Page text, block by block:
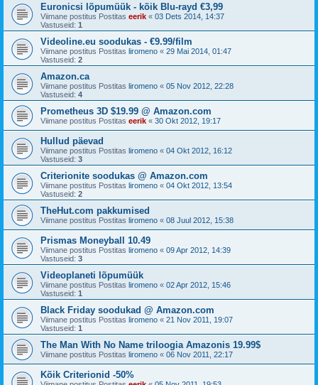
Euronicsi lõpumüük - kõik Blu-rayd €3,99
Viimane postitus Postitas eerik « 03 Dets 2014, 14:37
Vastuseid: 1
Videoline.eu soodukas - €9.99/film
Viimane postitus Postitas liromeno « 29 Mai 2014, 01:47
Vastuseid: 2
Amazon.ca
Viimane postitus Postitas liromeno « 05 Nov 2012, 22:28
Vastuseid: 4
Prometheus 3D $19.99 @ Amazon.com
Viimane postitus Postitas eerik « 30 Okt 2012, 19:17
Hullud päevad
Viimane postitus Postitas liromeno « 04 Okt 2012, 16:12
Vastuseid: 3
Criterionite soodukas @ Amazon.com
Viimane postitus Postitas liromeno « 04 Okt 2012, 13:54
Vastuseid: 2
TheHut.com pakkumised
Viimane postitus Postitas liromeno « 08 Juul 2012, 15:38
Prismas Moneyball 10.49
Viimane postitus Postitas liromeno « 09 Apr 2012, 14:39
Vastuseid: 3
Videoplaneti lõpumüük
Viimane postitus Postitas liromeno « 02 Apr 2012, 15:46
Vastuseid: 1
Black Friday soodukad @ Amazon.com
Viimane postitus Postitas liromeno « 21 Nov 2011, 19:07
Vastuseid: 1
The Man With No Name triloogia Amazonis 19.99$
Viimane postitus Postitas liromeno « 06 Nov 2011, 22:17
Kõik Criterionid -50%